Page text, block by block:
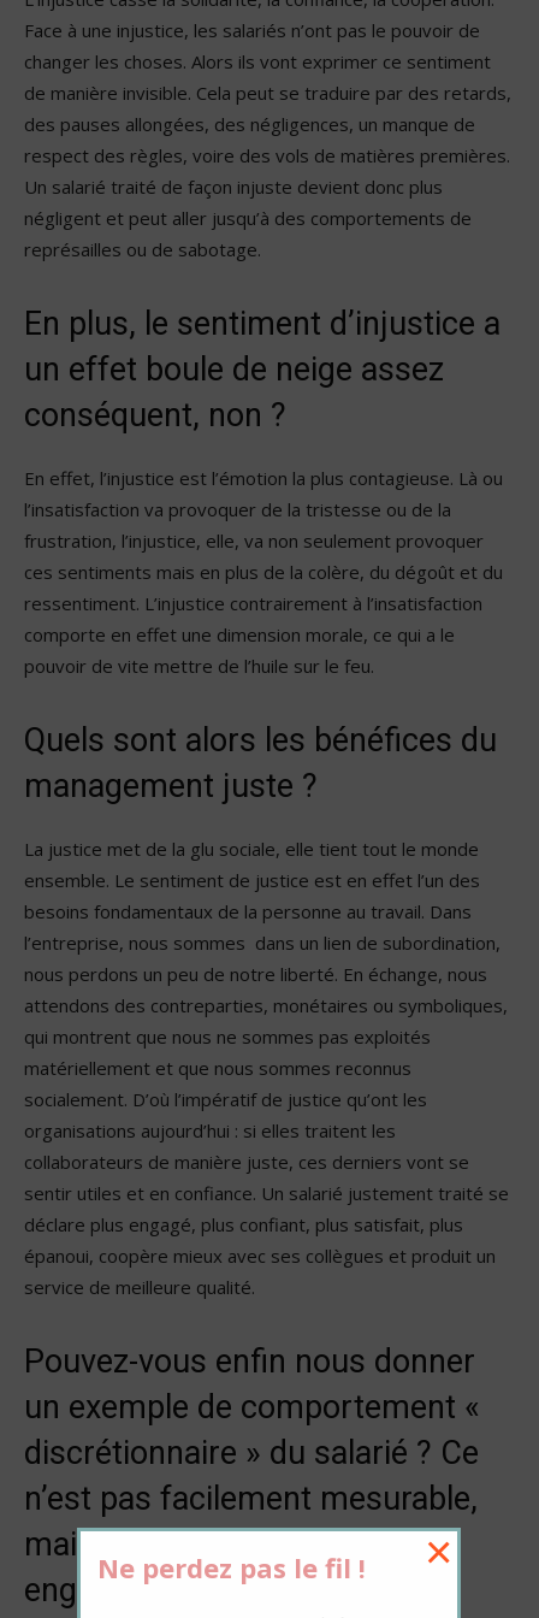
Face à une injustice, les salariés n’ont pas le pouvoir de
changer les choses. Alors ils vont exprimer ce sentiment
de manière invisible. Cela peut se traduire par des retards,
des pauses allongées, des négligences, un manque de
respect des règles, voire des vols de matières premières.
Un salarié traité de façon injuste devient donc plus
négligent et peut aller jusqu’à des comportements de
représailles ou de sabotage.
En plus, le sentiment d’injustice a
un effet boule de neige assez
conséquent, non ?
En effet, l’injustice est l’émotion la plus contagieuse. Là ou
l’insatisfaction va provoquer de la tristesse ou de la
frustration, l’injustice, elle, va non seulement provoquer
ces sentiments mais en plus de la colère, du dégoût et du
ressentiment. L’injustice contrairement à l’insatisfaction
comporte en effet une dimension morale, ce qui a le
pouvoir de vite mettre de l’huile sur le feu.
Quels sont alors les bénéfices du
management juste ?
La justice met de la glu sociale, elle tient tout le monde
ensemble. Le sentiment de justice est en effet l’un des
besoins fondamentaux de la personne au travail. Dans
l’entreprise, nous sommes dans un lien de subordination,
nous perdons un peu de notre liberté. En échange, nous
attendons des contreparties, monétaires ou symboliques,
qui montrent que nous ne sommes pas exploités
matériellement et que nous sommes reconnus
socialement. D’où l’impératif de justice qu’ont les
organisations aujourd’hui : si elles traitent les
collaborateurs de manière juste, ces derniers vont se
sentir utiles et en confiance. Un salarié justement traité se
déclare plus engagé, plus confiant, plus satisfait, plus
épanoui, coopère mieux avec ses collègues et produit un
service de meilleure qualité.
Pouvez-vous enfin nous donner
un exemple de comportement «
discrétionnaire » du salarié ? Ce
n’est pas facilement mesurable,
mais cela démontre son
engagement…
Ne perdez pas le fil ! ×